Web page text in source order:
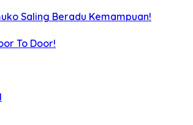
Saling Beradu Kemampuan!
To Door!